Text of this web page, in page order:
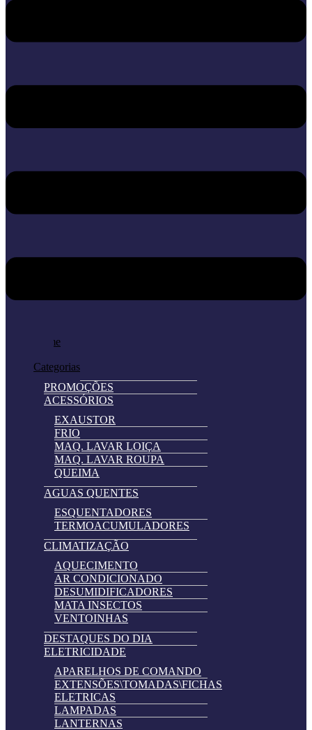
Home
Categorias
PROMOÇÕES
ACESSÓRIOS
EXAUSTOR
FRIO
MAQ. LAVAR LOIÇA
MAQ. LAVAR ROUPA
QUEIMA
AGUAS QUENTES
ESQUENTADORES
TERMOACUMULADORES
CLIMATIZAÇÃO
AQUECIMENTO
AR CONDICIONADO
DESUMIDIFICADORES
MATA INSECTOS
VENTOINHAS
DESTAQUES DO DIA
ELETRICIDADE
APARELHOS DE COMANDO
EXTENSÕES\TOMADAS\FICHAS
ELETRICAS
LAMPADAS
LANTERNAS